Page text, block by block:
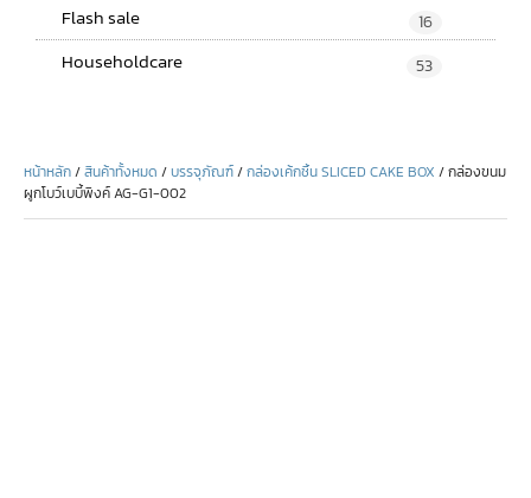
Flash sale 16
Householdcare 53
หน้าหลัก/สินค้าทั้งหมด /บรรจุภัณฑ์/กล่องเค้กชิ้น SLICED CAKE BOX / กล่องขนม
ผูกโบว์เบบี้พิงค์ AG-G1-002